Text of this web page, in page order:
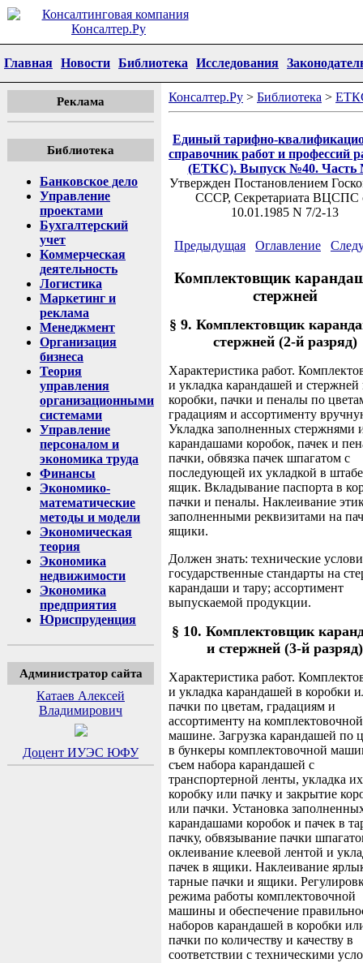
Главная Новости Библиотека Исследования
Реклама
Библиотека
Банковское дело
Управление
проектами
Бухгалтерский
учет
Коммерческая
деятельность
Логистика
Маркетинг и
реклама
Менеджмент
Организация
бизнеса
Теория
управления
организационными
системами
Управление
персоналом и
экономика труда
Финансы
Экономико-
математические
методы и модели
Экономическая
теория
Экономика
недвижимости
Экономика
предприятия
Юриспруденция
Администратор сайта
Катаев Алексей
Владимирович
Доцент ИУЭС ЮФУ
Консалтер.Ру > Библиотека >
Единый тарифно-
справочник работ и профессий
(ЕТКС). Выпуск №40. Часть
Утвержден Постановлением
СССР, Секретариата ВЦСПС
10.01.1985 N 7/2-13
Предыдущая Оглавление
Комплектовщик
стержней
§ 9. Комплектовщик
стержней (2-й разряд)
Характеристика работ.
и укладка карандашей и стержней
коробки, пачки и пеналы по
градациям и ассортименту
Укладка заполненных стержнями
карандашами коробок, пачек и
пачки, обвязка пачек шпагатом с
последующей их укладкой в
ящик. Вкладывание паспорта в
пачки и пеналы. Наклеивание
заполненными реквизитами на
ящики.
Должен знать: технические
государственные стандарты на
карандаши и тару; ассортимент
выпускаемой продукции.
§ 10. Комплектовщик
и стержней (3-й разряд)
Характеристика работ.
и укладка карандашей в коробки
пачки по цветам, градациям и
ассортименту на комплектовочной
машине. Загрузка карандашей по
в бункеры комплектовочной
съем набора карандашей с
транспортерной ленты, укладка
коробку или пачку и закрытие
или пачки. Установка
карандашами коробок и пачек в
пачку, обвязывание пачки
оклеивание клеевой лентой и
пачек в ящики. Наклеивание
тарные пачки и ящики.
режима работы комплектовочной
машины и обеспечение
наборов карандашей в коробки
пачки по количеству и качеству в
соответствии с техническими